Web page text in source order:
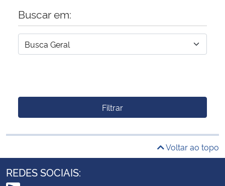
Buscar em:
Filtrar
Voltar ao topo
REDES SOCIAIS: